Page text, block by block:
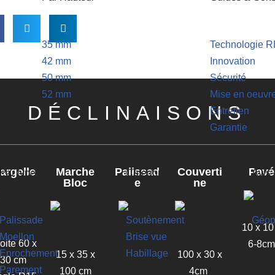
35 mm
42 mm
50 mm
52 mm
Technologie
Innovation
Sécurité
Mise en
Entretien
Garantie
Par type
Palissade
Moellon
Enrochement
Parement
Catégorie
Soutènement
Brise vue
Habillage
Avis
DÉCLINAISONS
60 x
30 cm
Marche
Bloc
15 x 35 x
100 cm
Palissad
e
Couverti
ne
100 x 30 x
4cm
Pavé
10 x
6-8cm